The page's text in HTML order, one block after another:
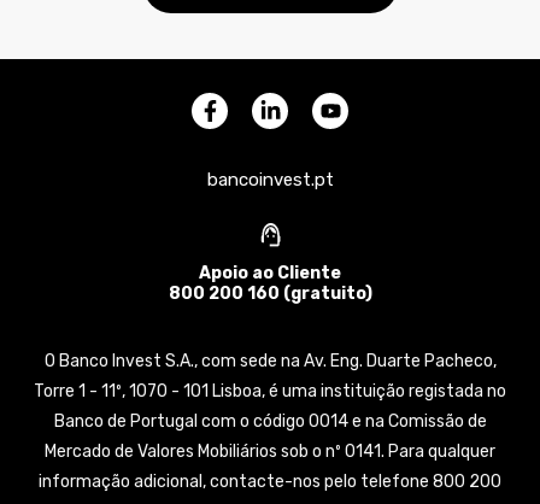
bancoinvest.pt
Apoio ao Cliente
800 200 160 (gratuito)
O Banco Invest S.A., com sede na Av. Eng. Duarte Pacheco,
Torre 1 - 11º, 1070 - 101 Lisboa, é uma instituição registada no
Banco de Portugal com o código 0014 e na Comissão de
Mercado de Valores Mobiliários sob o nº 0141. Para qualquer
informação adicional, contacte-nos pelo telefone 800 200